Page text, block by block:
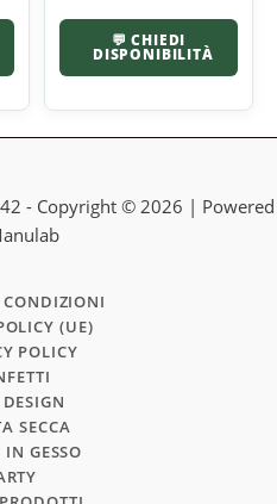
💬 CHIEDI
DISPONIBILITÀ
- Copyright © 2026 | Powered
(UE)
POLICY
SECCA
GESSO